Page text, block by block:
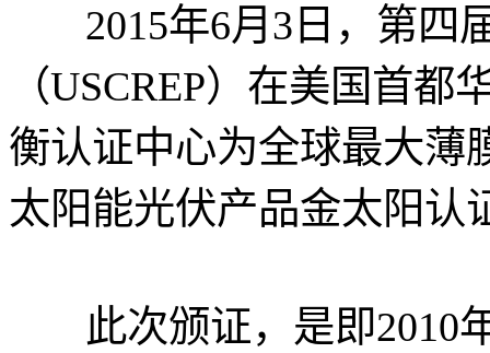
2015年6月3日，第四
（USCREP）在美国首
衡认证中心为全球最大薄
太阳能光伏产品金太阳认
此次颁证，是即2010